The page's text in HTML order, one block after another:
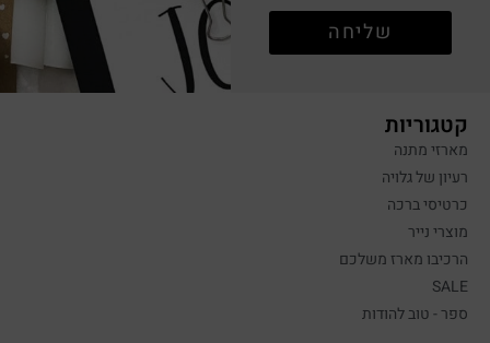
שליחה
קטגוריות
מארזי מתנה
רעיון של גלויה
כרטיסי ברכה
מוצרי נייר
הרכיבו מארז משלכם
SALE
ספר - טוב להודות